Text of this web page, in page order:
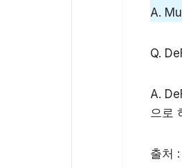
A.
Q.
A.
으로
출처 :